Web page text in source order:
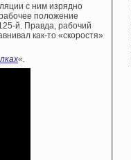
с ним изрядно
положение
й. Правда, рабочий
как-то «скоростя»
«.